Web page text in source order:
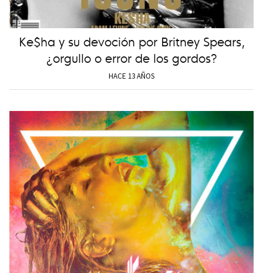
Ke$ha y su devoción por Britney Spears,
¿orgullo o error de los gordos?
HACE 13 AÑOS